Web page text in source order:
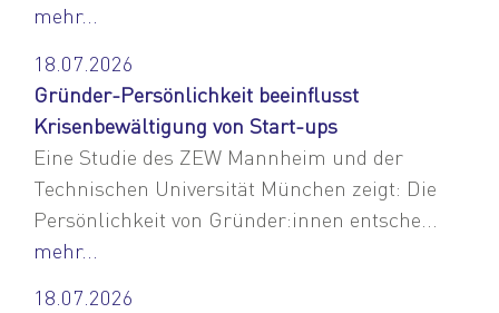
mehr...
18.07.2026
Gründer-Persönlichkeit beeinflusst
Krisenbewältigung von Start-ups
Eine Studie des ZEW Mannheim und der
Technischen Universität München zeigt: Die
Persönlichkeit von Gründer:innen entsche...
mehr...
18.07.2026